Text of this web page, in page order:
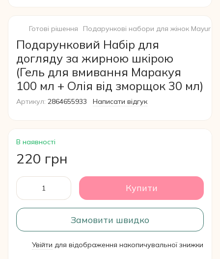
Готові рішення Подарункові набори для жінок Mayur
Подарунковий Набір для
догляду за жирною шкірою
(Гель для вмивання Маракуя
100 мл + Олія від зморщок 30 мл)
Артикул: 2864655933 Написати відгук
В наявності
220 грн
Купити
Замовити швидко
Увійти для відображення накопичувальної знижки